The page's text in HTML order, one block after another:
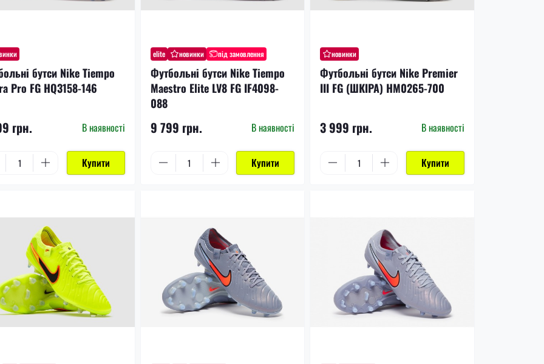
бутси Nike Tiempo
Pro FG HQ3158-146
грн. В наявності
Купити
elite новинки під замовлення
Футбольні бутси Nike Tiempo
Maestro Elite LV8 FG IF4098-
088
9 799 грн. В наявності
Купити
новинки
Футбольні бутси Nike Premier
III FG (ШКІРА) HM0265-700
3 999 грн. В наявності
Купити